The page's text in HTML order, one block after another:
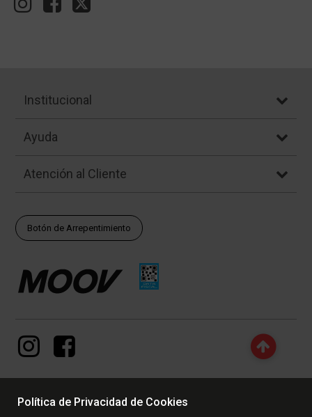
Institucional
Ayuda
Atención al Cliente
Botón de Arrepentimiento
Política de Privacidad de Cookies